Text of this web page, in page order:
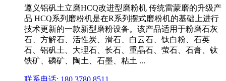
遵义铝矾土立磨HCQ改进型磨粉机 传统雷蒙磨的升级产
品 HCQ系列磨粉机是在R系列摆式磨粉机的基础上进行
技术更新的一款新型磨粉设备。该产品适用于粉磨石灰
石、方解石、活性炭、滑石、白云石、钛白粉、石英
石、铝矾土、大理石、长石、重晶石、萤石、石膏、钛
铁矿、磷矿、陶土、石墨、粘土 ...
联系电话: 180 3780 8511